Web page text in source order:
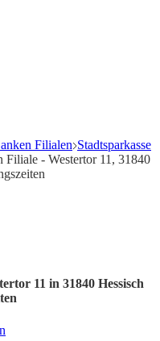
Filialen Stadtsparkasse
Filiale - Westertor 11, 31840
11 in 31840 Hessisch